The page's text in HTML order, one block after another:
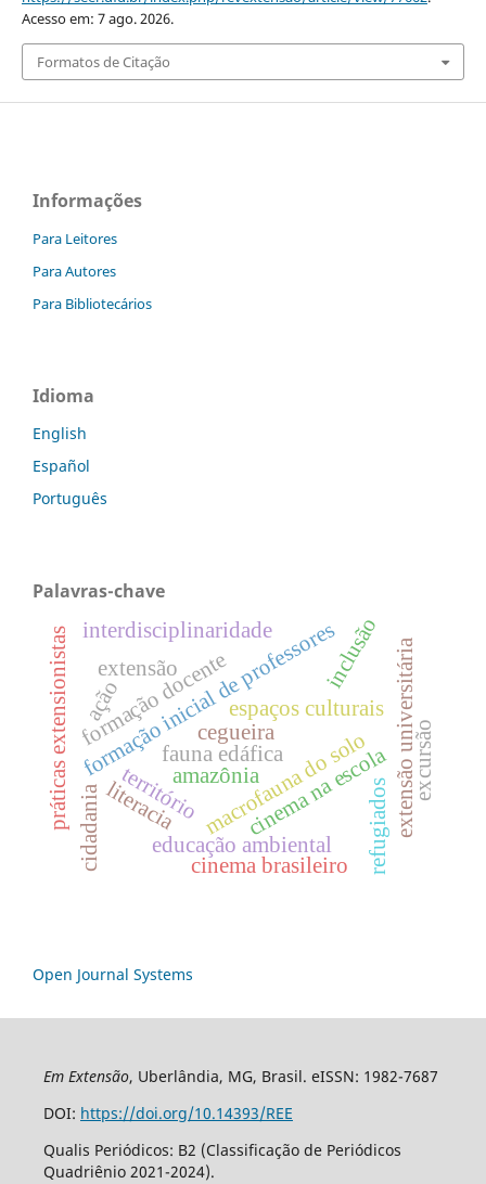
Acesso em: 7 ago. 2026.
Formatos de Citação
Informações
Para Leitores
Para Autores
Para Bibliotecários
Idioma
English
Español
Português
Palavras-chave
espaços culturais
formação inicial de professores
práticas extensionistas amazônia
macrofauna do solo
fauna edáfica
educação ambiental
cinema na escola
cinema brasileiro
formação docente extensão universitária
interdisciplinaridade
território refugiados
cegueira
literacia
ação
cidadania
inclusão
extensão
excursão
Open Journal Systems
Em Extensão, Uberlândia, MG, Brasil. eISSN: 1982-7687
DOI: https://doi.org/10.14393/REE
Qualis Periódicos: B2 (Classificação de Periódicos
Quadriênio 2021-2024).